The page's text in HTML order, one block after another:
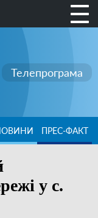
Телепрограма
ПРЕС-ФАКТ
у с.